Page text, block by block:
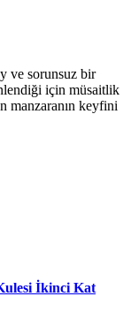
ve sorunsuz bir
için müsaitlik
manzaranın keyfini
İkinci Kat